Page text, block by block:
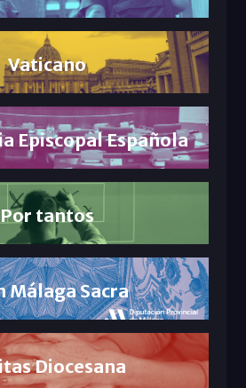
Vaticano
Episcopal Española
Por tantos
Málaga Sacra
Diocesana